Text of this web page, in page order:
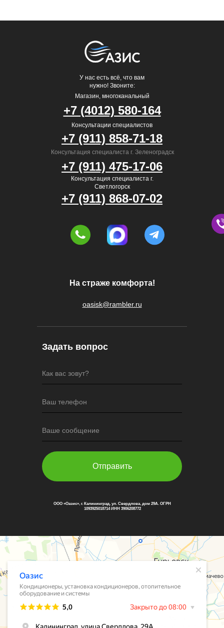
Как вас зовут?
Ваш телефон
Ваше сообщение
Отправить
oasisk@rambler.ru
У нас есть всё, что вам
нужно! Звоните:
На страже комфорта!
Магазин, многоканальный
Консультация специалиста г.
Светлогорск
Консультация специалиста г. Зеленоградск
Консультации специалистов
+7 (911) 858-71-18
+7 (911) 475-17-06
+7 (911) 868-07-02
+7 (4012) 580-164
Задать вопрос
ООО «Оазис», г. Калининград, ул. Свердлова, дом 29А. ОГРН
1093925018714 ИНН 3906208772